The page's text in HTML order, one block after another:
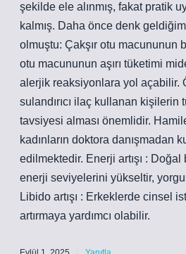
şekilde ele alınmış, fakat pratik
kalmış. Daha önce denk
olmuştu: Çakşır otu macununun
otu macununun aşırı tüketimi
alerjik reaksiyonlara yol açabilir.
sulandırıcı ilaç kullanan kişilerin
tavsiyesi alması önemlidir.
kadınların doktora danışmadan
edilmektedir. Enerji artışı :
enerji seviyelerini yükseltir,
Libido artışı : Erkeklerde cinsel
artırmaya yardımcı olabilir.